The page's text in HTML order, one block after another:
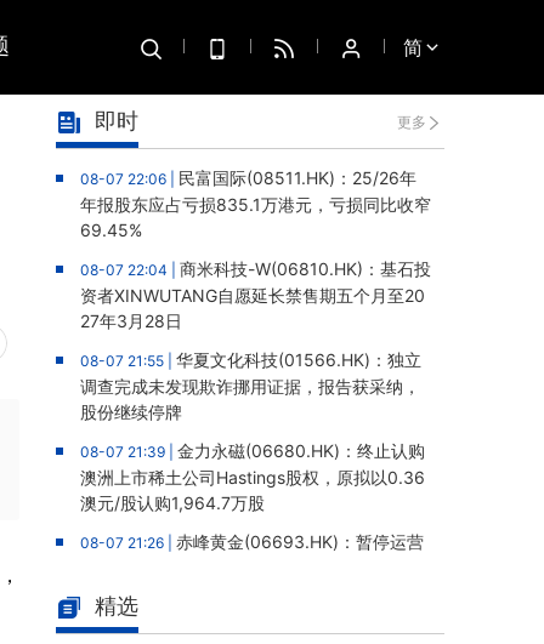
简
即时 更多
08-07 22:06 | 民富国际(08511.HK)：25/26年
年报股东应占亏损835.1万港元，亏损同比收窄
69.45%
08-07 22:04 | 商米科技-W(06810.HK)：基石投
资者XINWUTANG自愿延长禁售期五个月至20
27年3月28日
08-07 21:55 | 华夏文化科技(01566.HK)：独立
调查完成未发现欺诈挪用证据，报告获采纳，
股份继续停牌
08-07 21:39 | 金力永磁(06680.HK)：终止认购
澳洲上市稀土公司Hastings股权，原拟以0.36
澳元/股认购1,964.7万股
08-07 21:26 | 赤峰黄金(06693.HK)：暂停运营
人民币5,406万元
08-07 20:07 |灵宝黄金(03330.HK)：新疆哈巴
精选